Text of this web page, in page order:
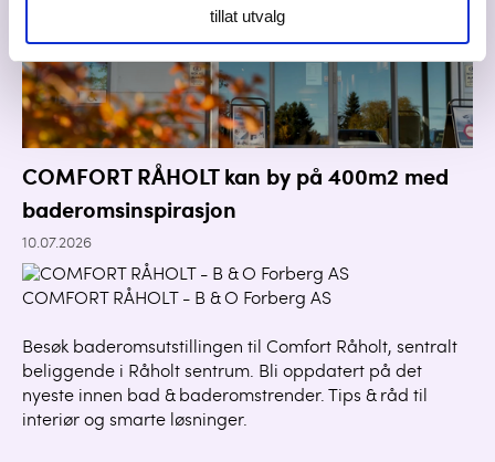
tillat utvalg
COMFORT RÅHOLT kan by på 400m2 med
baderomsinspirasjon
10.07.2026
COMFORT RÅHOLT - B & O Forberg AS
Besøk baderomsutstillingen til Comfort Råholt, sentralt
beliggende i Råholt sentrum. Bli oppdatert på det
nyeste innen bad & baderomstrender. Tips & råd til
interiør og smarte løsninger.